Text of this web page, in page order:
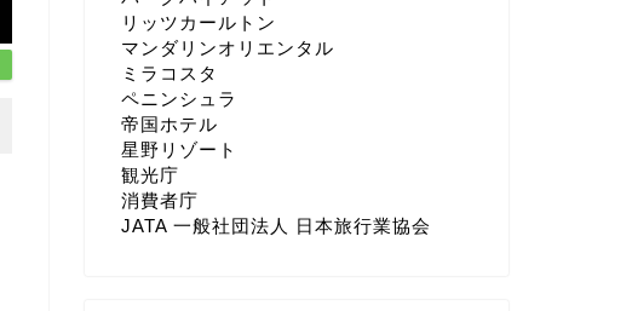
リッツカールトン
マンダリンオリエンタル
ミラコスタ
ペニンシュラ
帝国ホテル
星野リゾート
観光庁
消費者庁
JATA 一般社団法人 日本旅行業協会